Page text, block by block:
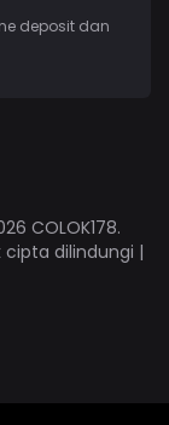
deposit dan
COLOK178.
cipta dilindungi |